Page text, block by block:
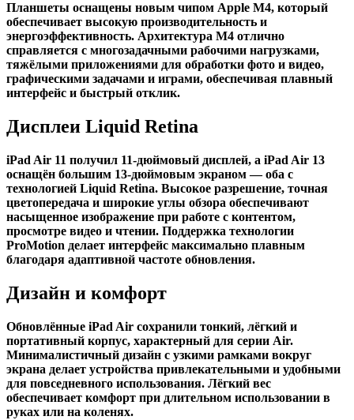
Планшеты оснащены новым чипом Apple M4, который
обеспечивает высокую производительность и
энергоэффективность. Архитектура M4 отлично
справляется с многозадачными рабочими нагрузками,
тяжёлыми приложениями для обработки фото и видео,
графическими задачами и играми, обеспечивая плавный
интерфейс и быстрый отклик.
Дисплеи Liquid Retina
iPad Air 11 получил 11-дюймовый дисплей, а iPad Air 13
оснащён большим 13-дюймовым экраном — оба с
технологией Liquid Retina. Высокое разрешение, точная
цветопередача и широкие углы обзора обеспечивают
насыщенное изображение при работе с контентом,
просмотре видео и чтении. Поддержка технологии
ProMotion делает интерфейс максимально плавным
благодаря адаптивной частоте обновления.
Дизайн и комфорт
Обновлённые iPad Air сохранили тонкий, лёгкий и
портативный корпус, характерный для серии Air.
Минималистичный дизайн с узкими рамками вокруг
экрана делает устройства привлекательными и удобными
для повседневного использования. Лёгкий вес
обеспечивает комфорт при длительном использовании в
руках или на коленях.